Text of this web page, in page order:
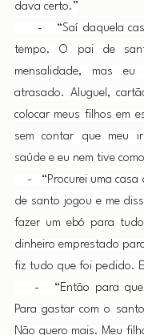
dava certo.”
-   “Saí daquela
tempo. O pai de
mensalidade, mas
atrasado. Aluguel,
colocar meus filhos em
sem contar que meu
saúde e eu nem tive
-   “Procurei uma casa
de santo jogou e me
fazer um ebó para
dinheiro emprestado
fiz tudo que foi pedido.
-   “Então para que
Para gastar com o
Não quero mais. Meu